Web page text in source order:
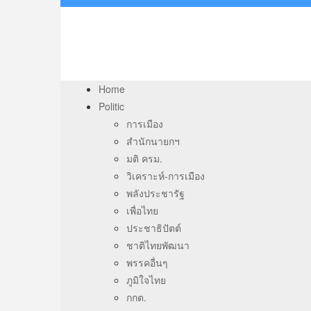
Home
Politic
การเมือง
สำนักนายกฯ
มติ ครม.
วิเคราะห์-การเมือง
พลังประชารัฐ
เพื่อไทย
ประชาธิปัตต์
ชาติไทยพัฒนา
พรรคอื่นๆ
ภูมิใจไทย
กกต.